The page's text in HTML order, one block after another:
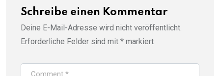
Schreibe einen Kommentar
Deine E-Mail-Adresse wird nicht veröffentlicht.
Erforderliche Felder sind mit * markiert